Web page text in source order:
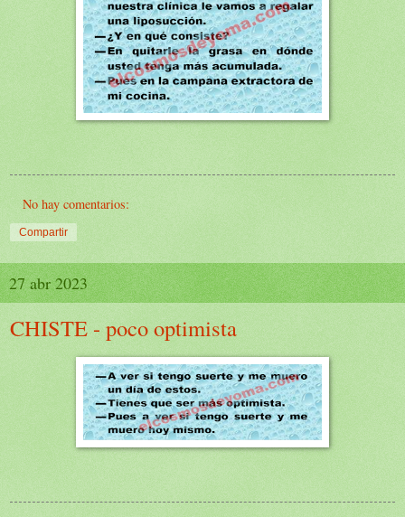
No hay comentarios:
Compartir
27 abr 2023
CHISTE - poco optimista